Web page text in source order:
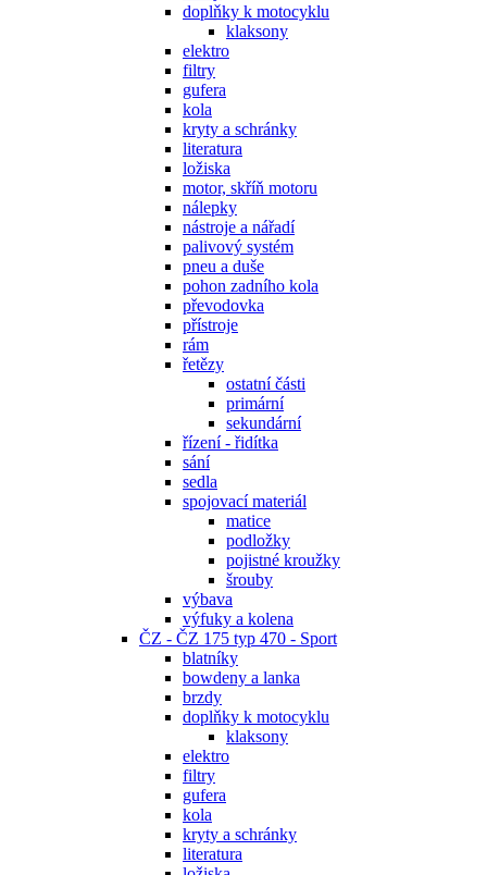
doplňky k motocyklu
klaksony
elektro
filtry
gufera
kola
kryty a schránky
literatura
ložiska
motor, skříň motoru
nálepky
nástroje a nářadí
palivový systém
pneu a duše
pohon zadního kola
převodovka
přístroje
rám
řetězy
ostatní části
primární
sekundární
řízení - řidítka
sání
sedla
spojovací materiál
matice
podložky
pojistné kroužky
šrouby
výbava
výfuky a kolena
ČZ - ČZ 175 typ 470 - Sport
blatníky
bowdeny a lanka
brzdy
doplňky k motocyklu
klaksony
elektro
filtry
gufera
kola
kryty a schránky
literatura